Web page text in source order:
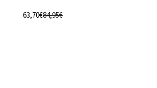
Precio de oferta
63,70€Precio normal
84,95€